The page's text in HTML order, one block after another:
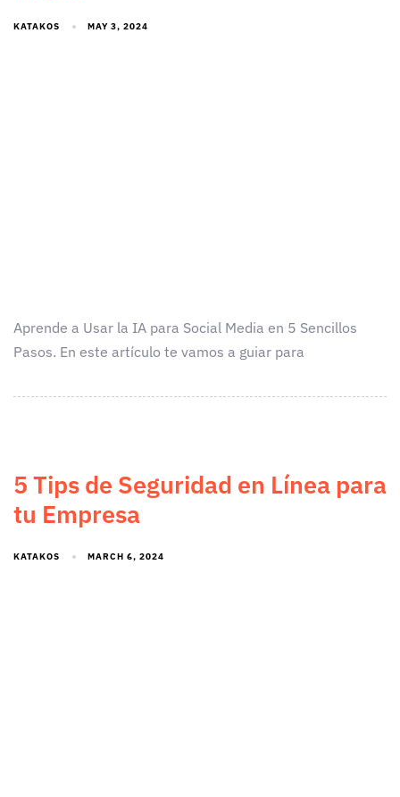
KATAKOS MAY 3, 2024
Aprende a Usar la IA para Social Media en 5 Sencillos
Pasos. En este artículo te vamos a guiar para
5 Tips de Seguridad en Línea para
tu Empresa
KATAKOS MARCH 6, 2024